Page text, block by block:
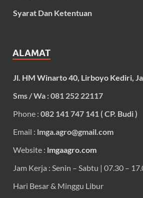
Syarat Dan Ketentuan
ALAMAT
Jl. HM Winarto 40, Lirboyo Kediri,
Sms / Wa : 081 252 22117
Phone : 082 141 747 141 ( CP. Budi )
Email : lmga.agro@gmail.com
Website : lmgaagro.com
Jam Kerja : Senin – Sabtu | 07.30 –
Hari Besar & Minggu Libur